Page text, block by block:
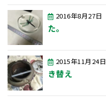
2016年8月27日
た。
2015年11月24日
き替え